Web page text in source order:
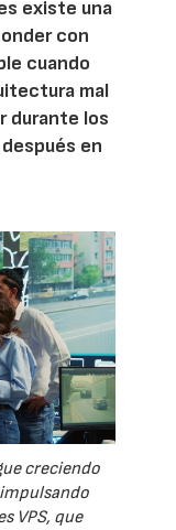
existe una
con
cuando
mal
durante los
en
creciendo
VPS, que